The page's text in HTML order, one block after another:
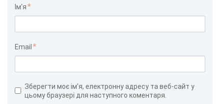
Ім'я
Email
Зберегти моє ім’я, електронну адресу та веб-сайт у
цьому браузері для наступного коментаря.